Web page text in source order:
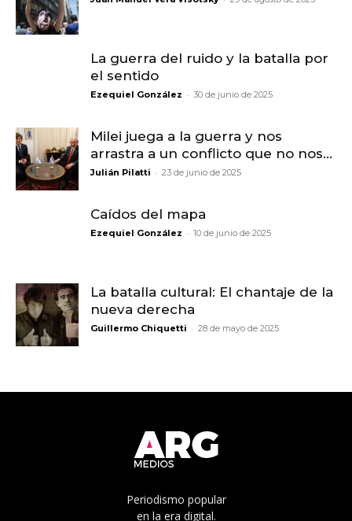
La guerra del ruido y la batalla por
el sentido
Ezequiel González - 30 de junio de 2025
Milei juega a la guerra y nos
arrastra a un conflicto que no nos...
Julián Pilatti - 23 de junio de 2025
Caídos del mapa
Ezequiel González - 10 de junio de 2025
La batalla cultural: El chantaje de la
nueva derecha
Guillermo Chiquetti - 28 de mayo de 2025
Periodismo popular
en la era digital.